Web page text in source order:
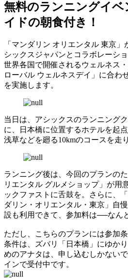
無料のランニングイベ
イドの朝食付き！
「マンダリン オリエンタル 東京
シックスジャパンとコラボレーシ
世界各国で開催されるウェルネス
ローバル ウェルネスデイ」に合わ
を実施します。
当日は、アシックスのランニング
に、日本橋に位置するホテルを起
浅草などを廻る10kmのコースを走
ランニング後は、今回のプランの
リエンタル グルメショップ」が用
ックファストに舌鼓を。さらに、
ダリン・オリエンタル・東京」自
設も利用できて、参加料は──なん
ただし、こちらのプランには参加
条件は、ズバリ「日本橋」にゆか
めのアナタは、申し込むしかない
インで受付中です。